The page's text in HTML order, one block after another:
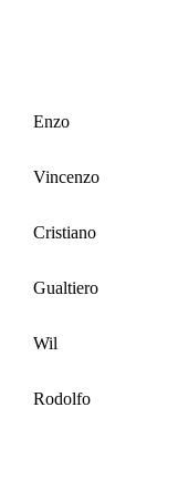
Enzo
Vincenzo
Cristiano
Gualtiero
Wil
Rodolfo